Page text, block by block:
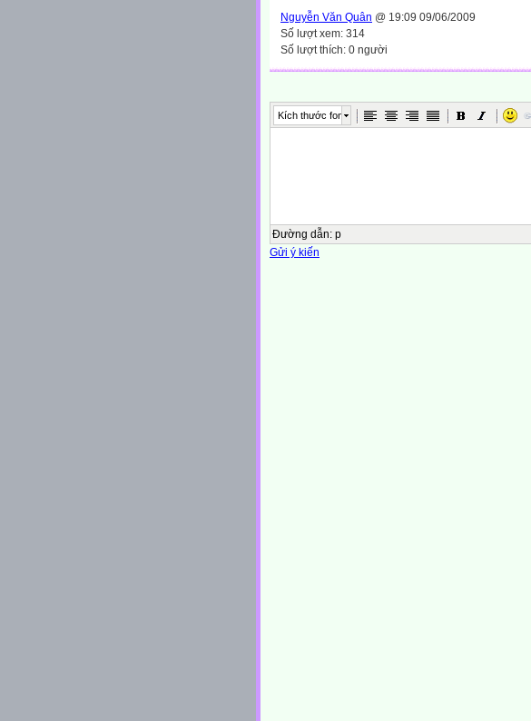
Nguyễn Văn Quân @ 19:09 09/06/2009
Số lượt xem: 314
Số lượt thích: 0 người
Kích thước font
Đường dẫn: p
Gửi ý kiến